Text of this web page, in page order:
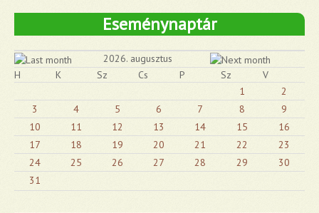
Eseménynaptár
2026. augusztus
H
K Sz Cs P Sz
V
1
2
3
4 5 6 7 8
9
10
11 12 13 14 15
16
17
18 19 20 21 22
23
24
25 26 27 28 29
30
31